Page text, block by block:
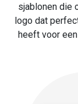
sjablonen die
logo dat
heeft voor